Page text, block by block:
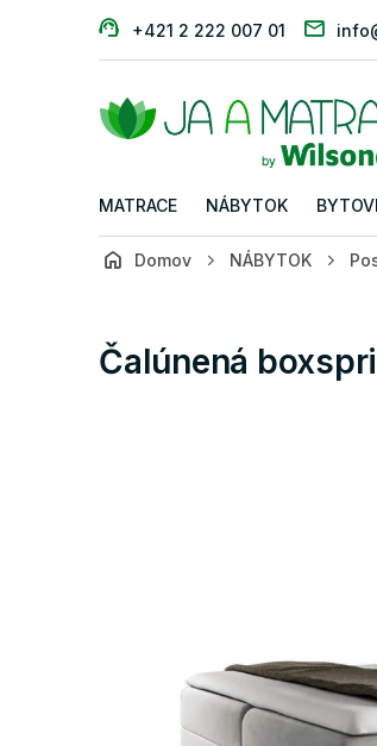
+421 2 222 007 01
MATRACE NÁBYTOK
Domov NÁBYTOK
Čalúnená